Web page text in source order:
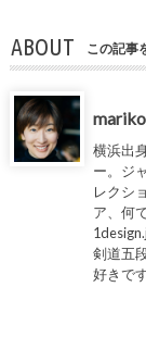
ABOUT この記事
mariko
横浜出
ー。ジ
レクシ
ア、何
剣道五
好きで